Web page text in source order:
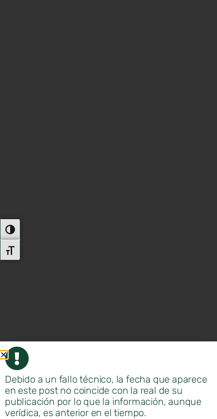
Alternar Alto Contraste
Alternar Tamaño De Letra
Debido a un fallo técnico, la fecha que aparece
en este post no coincide con la real de su
publicación por lo que la información, aunque
verídica, es anterior en el tiempo.